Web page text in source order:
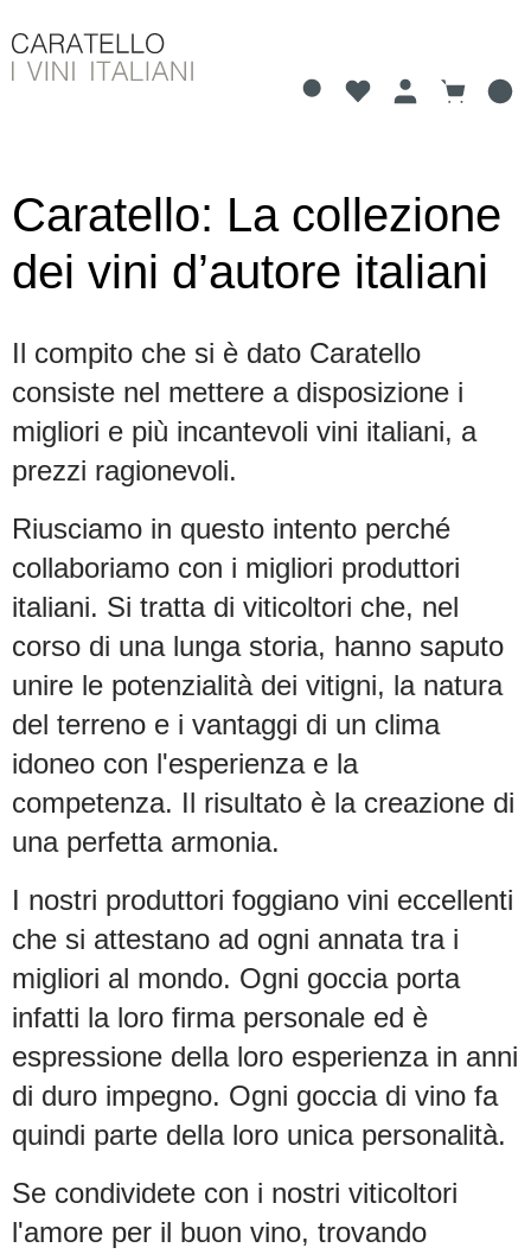
Caratello: La collezione
dei vini d’autore italiani
Il compito che si è dato Caratello
consiste nel mettere a disposizione i
migliori e più incantevoli vini italiani, a
prezzi ragionevoli.
Riusciamo in questo intento perché
collaboriamo con i migliori produttori
italiani. Si tratta di viticoltori che, nel
corso di una lunga storia, hanno saputo
unire le potenzialità dei vitigni, la natura
del terreno e i vantaggi di un clima
idoneo con l'esperienza e la
competenza. Il risultato è la creazione di
una perfetta armonia.
I nostri produttori foggiano vini eccellenti
che si attestano ad ogni annata tra i
migliori al mondo. Ogni goccia porta
infatti la loro firma personale ed è
espressione della loro esperienza in anni
di duro impegno. Ogni goccia di vino fa
quindi parte della loro unica personalità.
Se condividete con i nostri viticoltori
l'amore per il buon vino, trovando